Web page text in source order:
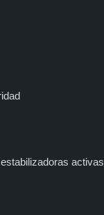
activas